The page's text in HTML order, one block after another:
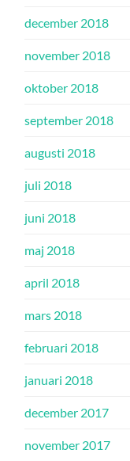
december 2018
november 2018
oktober 2018
september 2018
augusti 2018
juli 2018
juni 2018
maj 2018
april 2018
mars 2018
februari 2018
januari 2018
december 2017
november 2017